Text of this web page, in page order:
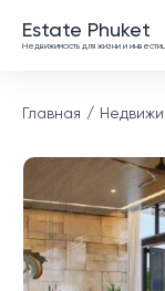
Estate Phuket
Недвижимость для жизни и
Главная